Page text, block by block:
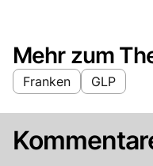
Mehr zum
Franken GLP